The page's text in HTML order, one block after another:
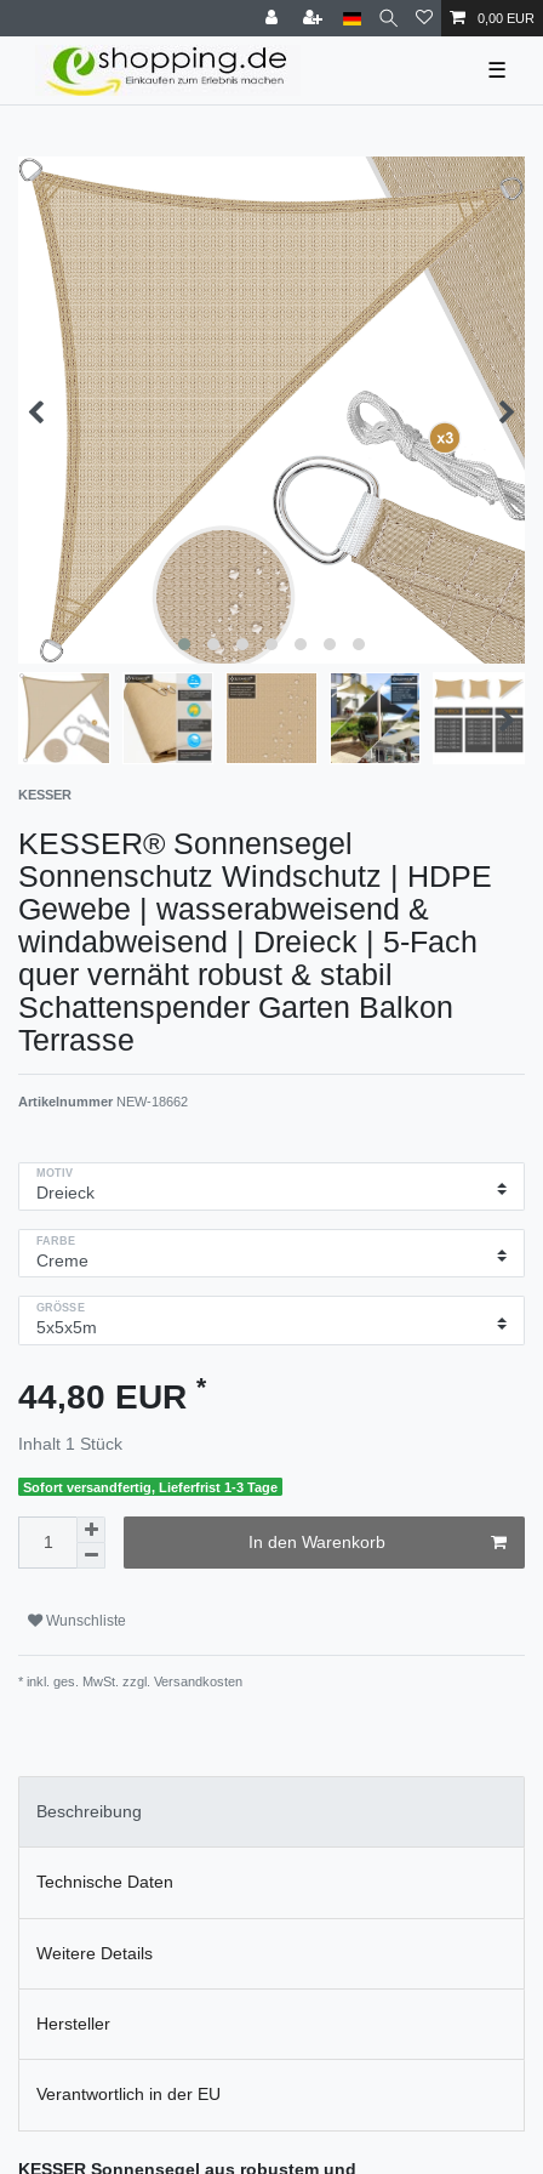
0,00 EUR
☰
KESSER
KESSER® Sonnensegel
Sonnenschutz Windschutz | HDPE
Gewebe | wasserabweisend &
windabweisend | Dreieck | 5-Fach
quer vernäht robust & stabil
Schattenspender Garten Balkon
Terrasse
Artikelnummer NEW-18662
MOTIV
FARBE
GRÖSSE
44,80 EUR *
Inhalt 1 Stück
Sofort versandfertig, Lieferfrist 1-3 Tage
In den Warenkorb
Wunschliste
* inkl. ges. MwSt. zzgl. Versandkosten
Beschreibung
Technische Daten
Weitere Details
Hersteller
Verantwortlich in der EU
KESSER Sonnensegel aus robustem und